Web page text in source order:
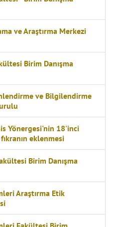
ve Araştırma Merkezi
Birim Danışma
ve Bilgilendirme
Yönergesi'nin 18'inci
eklenmesi
Birim Danışma
Araştırma Etik